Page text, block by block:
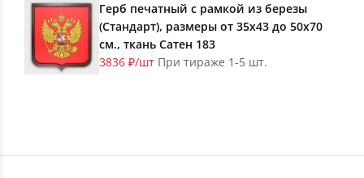
Герб печатный с рамкой из березы
(Стандарт), размеры от 35х43 до 50х70
см., ткань Сатен 183
3836 ₽/шт При тираже 1-5 шт.